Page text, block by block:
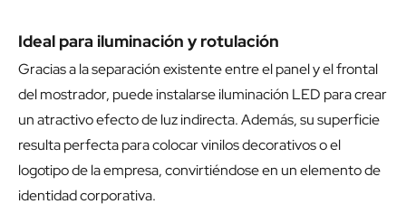
Ideal para iluminación y rotulación
Gracias a la separación existente entre el panel y el frontal
del mostrador, puede instalarse iluminación LED para crear
un atractivo efecto de luz indirecta. Además, su superficie
resulta perfecta para colocar vinilos decorativos o el
logotipo de la empresa, convirtiéndose en un elemento de
identidad corporativa.